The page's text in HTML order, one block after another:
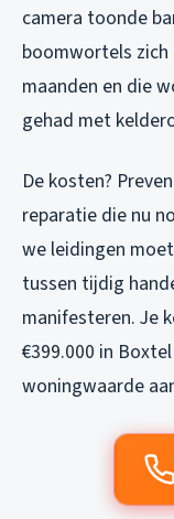
camera toonde
boomwortels
maanden en die
gehad met
De kosten?
reparatie die nu
we leidingen
tussen tijdig
manifesteren. Je
€399.000 in
woningwaarde